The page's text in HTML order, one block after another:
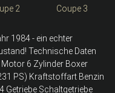
1984 - ein echter
Technische Daten
6 Zylinder Boxer
PS) Kraftstoffart Benzin
Getriebe Schaltgetriebe